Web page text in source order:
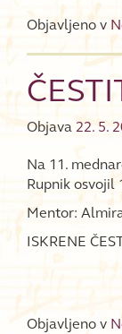
Objavljeno v
Objava 22. 5.
Na 11.
Rupnik osvojil
Mentor:
ISKRENE
Objavljeno v